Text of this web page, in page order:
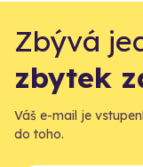
Zbývá
zbytek
Váš e-mail je
do toho.